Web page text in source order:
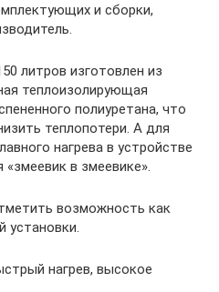
и сборки,
литров изготовлен из
теплоизолирующая
полиуретана, что
теплопотери. А для
нагрева в устройстве
в змеевике».
возможность как
установки.
нагрев, высокое